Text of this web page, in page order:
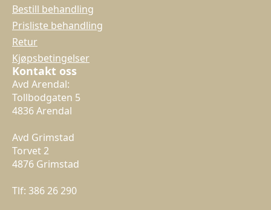
Bestill behandling
Prisliste behandling
Retur
Kjøpsbetingelser
Kontakt oss
Avd Arendal:
Tollbodgaten 5
4836 Arendal
Avd Grimstad
Torvet 2
4876 Grimstad
Tlf: 386 26 290